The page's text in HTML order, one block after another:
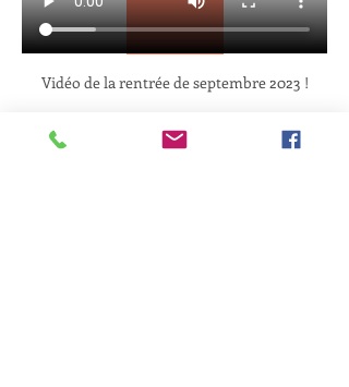
Vidéo de la rentrée de septembre 2023 !